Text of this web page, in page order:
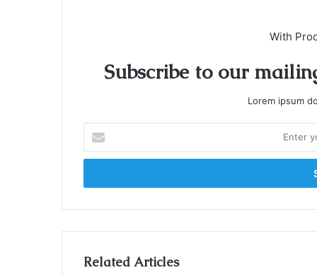
With
Subscribe to our
Lorem ipsum
t
r
u
E
Related Articles